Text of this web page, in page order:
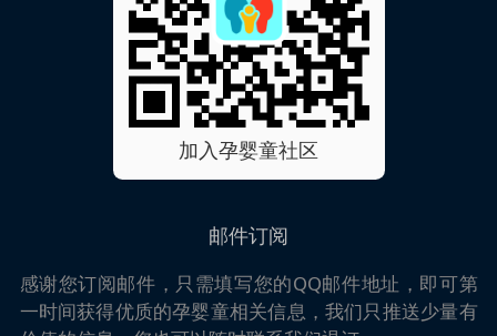
加入孕婴童社区
邮件订阅
感谢您订阅邮件，只需填写您的QQ邮件地址，即可第
一时间获得优质的孕婴童相关信息，我们只推送少量有